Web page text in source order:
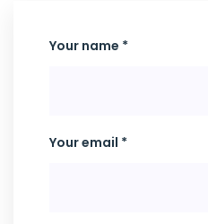
Your name *
Your email *